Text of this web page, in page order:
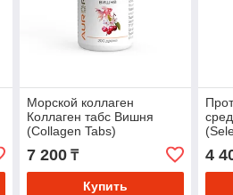
Морской коллаген
Коллаген табс Вишня
(Collagen Tabs)
7 200₸
Купить
4